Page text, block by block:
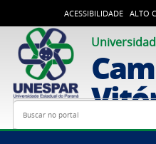
ACESSIBILIDADE ALTO
Busca